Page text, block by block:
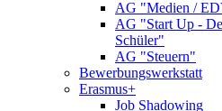
AG "Medien /
AG "Start Up -
Schüler"
AG "Steuern"
Bewerbungswerkstatt
Erasmus+
Job Shadowing